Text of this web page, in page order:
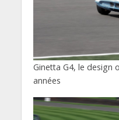
Ginetta G4, le design
années